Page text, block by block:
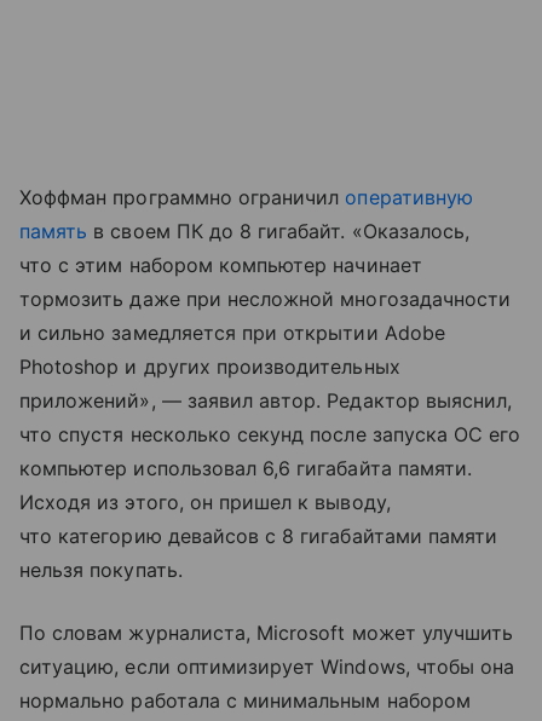
Хоффман программно ограничил оперативную
память в своем ПК до 8 гигабайт. «Оказалось,
что с этим набором компьютер начинает
тормозить даже при несложной многозадачности
и сильно замедляется при открытии Adobe
Photoshop и других производительных
приложений», — заявил автор. Редактор выяснил,
что спустя несколько секунд после запуска ОС его
компьютер использовал 6,6 гигабайта памяти.
Исходя из этого, он пришел к выводу,
что категорию девайсов с 8 гигабайтами памяти
нельзя покупать.
По словам журналиста, Microsoft может улучшить
ситуацию, если оптимизирует Windows, чтобы она
нормально работала с минимальным набором